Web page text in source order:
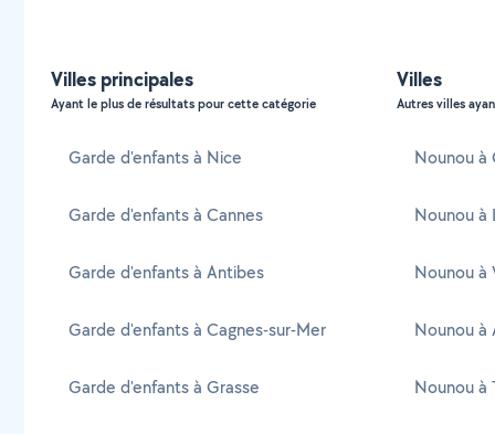
Villes principales
Ayant le plus de résultats pour cette catégorie
Garde d'enfants à Nice
Garde d'enfants à Cannes
Garde d'enfants à Antibes
Garde d'enfants à Cagnes-sur-Mer
Garde d'enfants à Grasse
Villes
Autres villes
Nounou à
Nounou à
Nounou à
Nounou à
Nounou à